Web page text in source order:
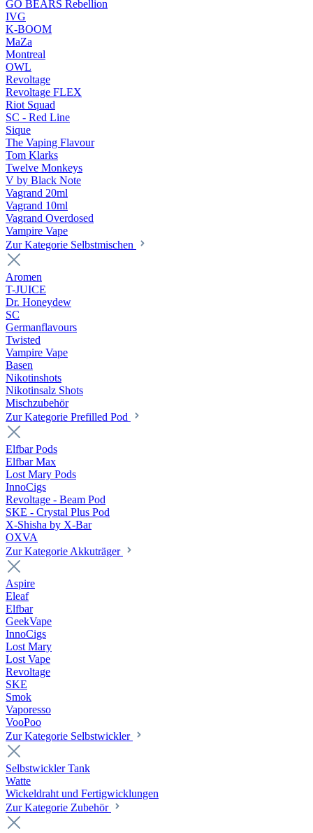
GO BEARS Rebellion
IVG
K-BOOM
MaZa
Montreal
OWL
Revoltage
Revoltage FLEX
Riot Squad
SC - Red Line
Sique
The Vaping Flavour
Tom Klarks
Twelve Monkeys
V by Black Note
Vagrand 20ml
Vagrand 10ml
Vagrand Overdosed
Vampire Vape
Zur Kategorie Selbstmischen
Aromen
T-JUICE
Dr. Honeydew
SC
Germanflavours
Twisted
Vampire Vape
Basen
Nikotinshots
Nikotinsalz Shots
Mischzubehör
Zur Kategorie Prefilled Pod
Elfbar Pods
Elfbar Max
Lost Mary Pods
InnoCigs
Revoltage - Beam Pod
SKE - Crystal Plus Pod
X-Shisha by X-Bar
OXVA
Zur Kategorie Akkuträger
Aspire
Eleaf
Elfbar
GeekVape
InnoCigs
Lost Mary
Lost Vape
Revoltage
SKE
Smok
Vaporesso
VooPoo
Zur Kategorie Selbstwickler
Selbstwickler Tank
Watte
Wickeldraht und Fertigwicklungen
Zur Kategorie Zubehör